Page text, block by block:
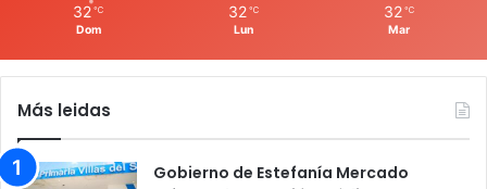
32 ℃
Dom
32 ℃
Lun
32 ℃
Mar
Más leidas
Gobierno de Estefanía Mercado